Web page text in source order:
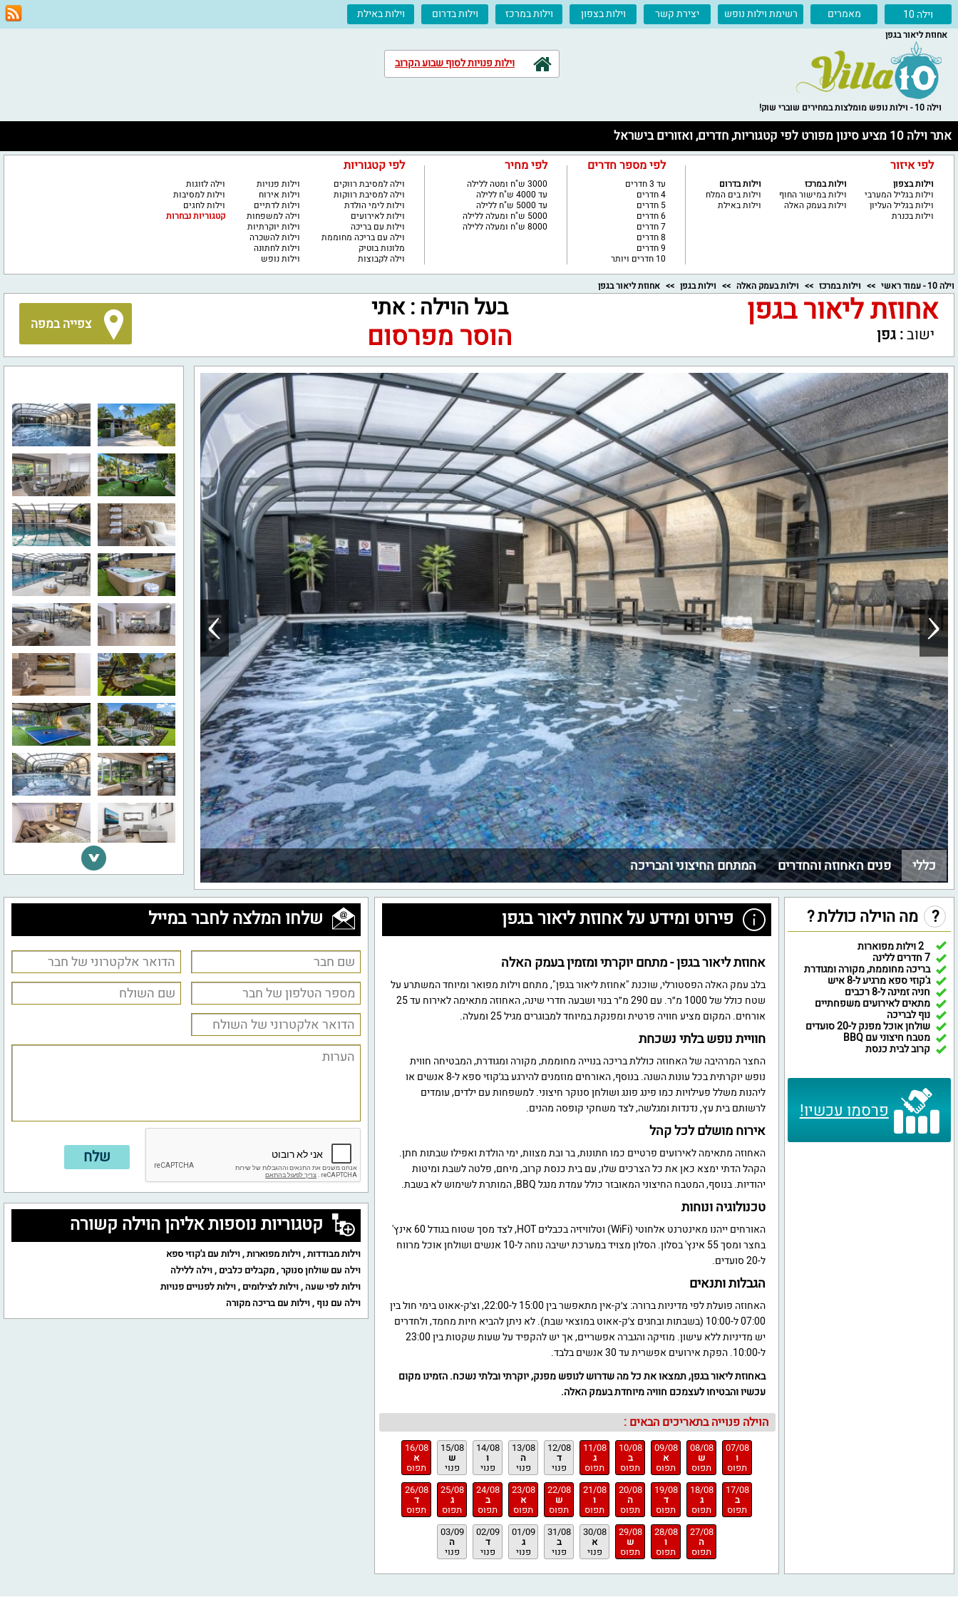
וילה 10 מאמרים רשימת וילות נופש יצירת קשר וילות בצפון וילות במרכז וילות בדרום וילות באילת
אחוזת ליאור בגפן
וילות פנויות לסוף שבוע הקרוב
וילה 10 - וילות נופש מומלצות במחירים שוברי שוק!
אתר וילה 10 מציע סינון מפורט לפי קטגוריות, חדרים, ואזורים בישראל
לפי איזור
וילות בצפון
וילות בגליל המערבי
וילות בגליל העליון
וילות בכנרת
וילות במרכז
וילות במישור החוף
וילות בעמק האלה
וילות בדרום
וילות בים המלח
וילות באילת
לפי מספר חדרים
עד 3 חדרים
4 חדרים
5 חדרים
6 חדרים
7 חדרים
8 חדרים
9 חדרים
10 חדרים ויותר
לפי מחיר
3000 ש"ח ומטה ללילה
עד 4000 ש"ח ללילה
עד 5000 ש"ח ללילה
5000 ש"ח ומעלה ללילה
8000 ש"ח ומעלה ללילה
לפי קטגוריות
וילה למסיבת רווקים
וילה למסיבת רווקות
וילות לימי הולדת
וילות לאירועים
וילות עם בריכה
וילה עם בריכה מחוממת
מלונות בוטיק
וילה לקבוצות
וילות פנויות
וילות אירוח
וילות לדתיים
וילה למשפחות
וילות יוקרתיות
וילות להשכרה
וילות לחתונה
וילות נופש
וילה לזוגות
וילות למסיבות
וילות לחגים
קטגוריות נבחרות
וילה 10 - עמוד ראשי וילות במרכז וילות בעמק האלה וילות בגפן אחוזת ליאור בגפן
צפייה במפה אחוזת ליאור בגפן
ישוב: גפן
בעל הוילה : אתי
הוסר מפרסום
כללי פנים האחוזה והחדרים המתחם החיצוני והבריכה
? מה הוילה כוללת ?
2 וילות מפוארות
7 חדרים ללינה
בריכה מחוממת, מקורה ומגודרת
ג'קוזי ספא מרגיע ל-8 איש
חניה זמינה ל-8 רכבים
מתאים לאירועים משפחתיים
נוף לבריכה
שולחן אוכל מפנק ל-20 סועדים
מטבח חיצוני עם BBQ
קרוב לבית כנסת
פרסמו עכשיו!
פירוט ומידע על אחוזת ליאור בגפן
אחוזת ליאור בגפן - מתחם יוקרתי ומזמין בעמק האלה
בלב עמק האלה הפסטורלי, שוכנת "אחוזת ליאור בגפן", מתחם וילות מפואר ומיוחד המשתרע על
שטח כולל של 1000 מ״ר. עם 290 מ״ר בנוי ושבעה חדרי שינה, האחוזה מתאימה לאירוח עד 25
אורחים. המקום מציע חוויה פרטית ומפנקת במיוחד למבוגרים מגיל 25 ומעלה.
חוויית נופש בלתי נשכחת
החצר המרהיבה של האחוזה כוללת בריכה בנוייה מחוממת, מקורה ומגודרת, המבטיחה חווית
נופש יוקרתית בכל עונות השנה. בנוסף, האורחים מוזמנים להירגע בג׳קוזי ספא ל-8 אנשים או
ליהנות משלל פעילויות כמו פינג פונג ושולחן סנוקר חיצוני. למשפחות עם ילדים, עומדים
לרשותם בית עץ, נדנדות ומגלשה, לצד משחקי קופסה מהנים.
אירוח מושלם לכל קהל
האחוזה מתאימה לאירועים פרטיים כמו חתונות, בר ובת מצוות, ימי הולדת ואפילו שבתות חתן.
הקהל הדתי ימצא כאן את כל הצרכים שלו, עם בית כנסת קרוב, מיחם, פלטה לשבת ומיטות
יהודיות. בנוסף, המטבח החיצוני המאובזר כולל עמדת מנגל BBQ, המותרת לשימוש לא בשבת.
טכנולוגיה ונוחות
האורחים ייהנו מאינטרנט אלחוטי (WiFi) וטלוויזיה בכבלים HOT, לצד מסך שטוח בגודל 60 אינץ'
בחצר ומסך 55 אינץ' בסלון. הסלון מצויד במערכת ישיבה נוחה ל-10 אנשים ושולחן אוכל מרווח
ל-20 סועדים.
הגבלות ותנאים
האחוזה פועלת לפי מדיניות ברורה: צ׳ק-אין מתאפשר בין 15:00 ל-22:00, וצ׳ק-אאוט בימי חול בין
07:00 ל-10:00 (בשבתות ובחגים צ׳ק-אאוט במוצאי שבת). לא ניתן להביא חיות מחמד, ולחדרים
יש מדיניות ללא עישון. מוזיקה והגברה אפשריים, אך יש להקפיד על שעות שקטות בין 23:00
ל-10:00. הפקת אירועים אפשרית עד 30 אנשים בלבד.
באחוזת ליאור בגפן, תמצאו את כל מה שדרוש לנופש מפנק, יוקרתי ובלתי נשכח. הזמינו מקום
עכשיו והבטיחו לעצמכם חוויה מיוחדת בעמק האלה.
הוילה פנוייה בתאריכים הבאים :
07/08
ו
תפוס
08/08
ש
תפוס
09/08
א
תפוס
10/08
ב
תפוס
11/08
ג
תפוס
12/08
ד
פנוי
13/08
ה
פנוי
14/08
ו
פנוי
15/08
ש
פנוי
16/08
א
תפוס
17/08
ב
תפוס
18/08
ג
תפוס
19/08
ד
תפוס
20/08
ה
תפוס
21/08
ו
תפוס
22/08
ש
תפוס
23/08
א
תפוס
24/08
ב
תפוס
25/08
ג
תפוס
26/08
ד
תפוס
27/08
ה
תפוס
28/08
ו
תפוס
29/08
ש
תפוס
30/08
א
פנוי
31/08
ב
פנוי
01/09
ג
פנוי
02/09
ד
פנוי
03/09
ה
פנוי
שלחו המלצה לחבר במייל
קטגוריות נוספות אליהן הוילה קשורה
וילות מבודדות,וילות מפוארות,וילות עם ג'קוזי ספא
וילה עם שולחן סנוקר,מקבלים כלבים ,וילה ללילה
וילות לפי שעה ,וילות לצילומים ,וילות לפנויים פנויות
וילה עם נוף ,וילות עם בריכה מקורה